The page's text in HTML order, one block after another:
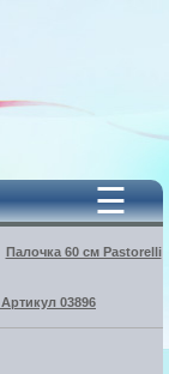
☰
Палочка 60 см Pastorelli
03896